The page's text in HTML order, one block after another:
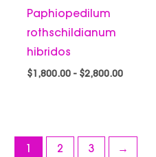
Paphiopedilum
rothschildianum
hibridos
$1,800.00 - $2,800.00
1 2 3 →